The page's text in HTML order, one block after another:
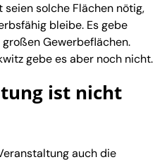
seien solche Flächen nötig,
bleibe. Es gebe
Gewerbeflächen.
gebe es aber noch nicht.
ist nicht
auch die